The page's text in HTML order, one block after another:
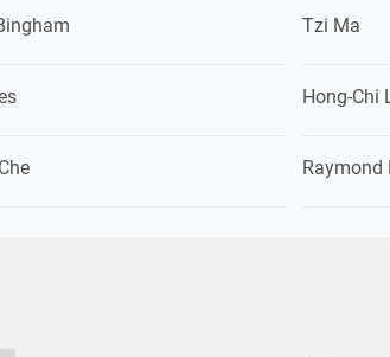
Tzi Ma
Hong-Chi
Raymond